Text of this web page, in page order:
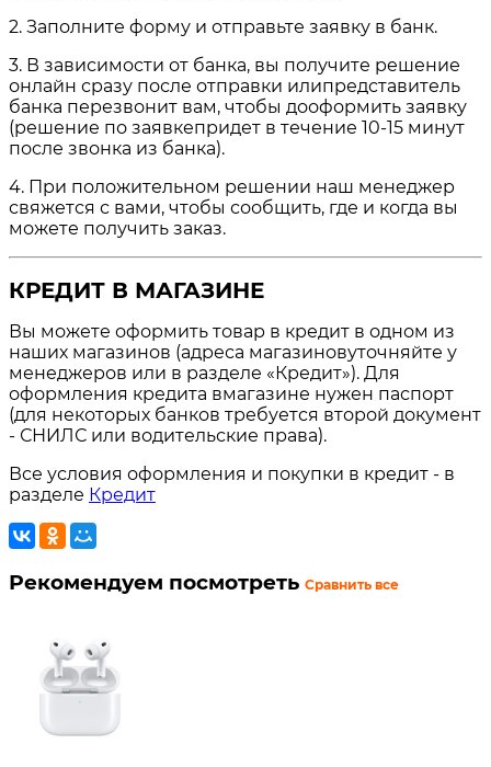
2. Заполните форму и отправьте заявку в банк.
3. В зависимости от банка, вы получите решение
онлайн сразу после отправки илипредставитель
банка перезвонит вам, чтобы дооформить заявку
(решение по заявкепридет в течение 10-15 минут
после звонка из банка).
4. При положительном решении наш менеджер
свяжется с вами, чтобы сообщить, где и когда вы
можете получить заказ.
КРЕДИТ В МАГАЗИНЕ
Вы можете оформить товар в кредит в одном из
наших магазинов (адреса магазиновуточняйте у
менеджеров или в разделе «Кредит»). Для
оформления кредита вмагазине нужен паспорт
(для некоторых банков требуется второй документ
- СНИЛС или водительские права).
Все условия оформления и покупки в кредит - в
разделе Кредит
Рекомендуем посмотреть Сравнить все